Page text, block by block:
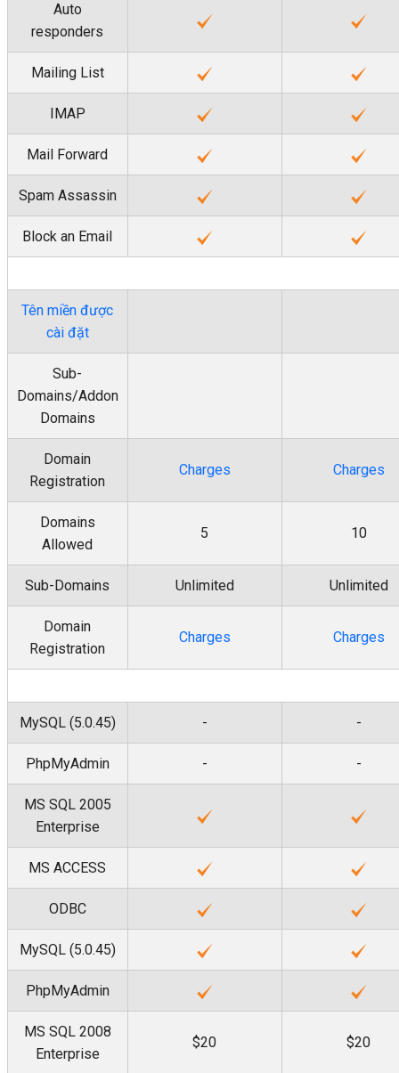
Auto
responders
Mailing List
IMAP
Mail Forward
Spam Assassin
Block an Email
Tên miền được
cài đặt
Sub-
Domains/Addon
Domains
Domain
Registration
Charges Charges
Domains
Allowed
5 10
Sub-Domains Unlimited Unlimited
Domain
Registration
Charges Charges
MySQL (5.0.45) - -
PhpMyAdmin - -
MS SQL 2005
Enterprise
MS ACCESS
ODBC
MySQL (5.0.45)
PhpMyAdmin
MS SQL 2008
Enterprise
$20 $20